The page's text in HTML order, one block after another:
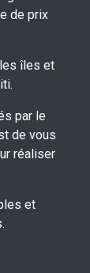
de prix
îles et
par le
de vous
réaliser
et